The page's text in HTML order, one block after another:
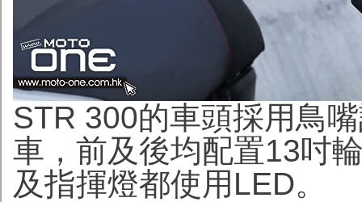
STR 300的車頭採用鳥
車，前及後均配置13吋
及指揮燈都使用LED。